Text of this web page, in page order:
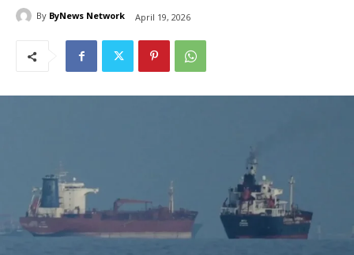
By ByNews Network April 19, 2026